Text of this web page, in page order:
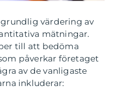
värdering av
mätningar.
till att bedöma
påverkar företaget
av de vanligaste
inkluderar: